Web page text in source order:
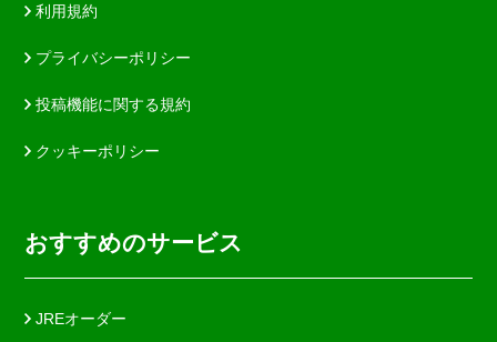
利用規約
プライバシーポリシー
投稿機能に関する規約
クッキーポリシー
おすすめのサービス
JREオーダー